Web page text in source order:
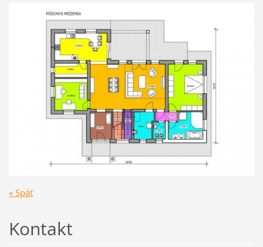
« Späť
Kontakt